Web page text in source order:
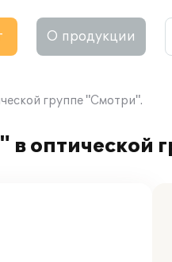
О продукции
группе "Смотри".
оптической